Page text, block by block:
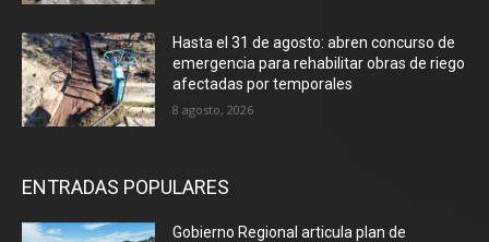
Hasta el 31 de agosto: abren concurso de
emergencia para rehabilitar obras de riego
afectadas por temporales
8 agosto, 2026
ENTRADAS POPULARES
Gobierno Regional articula plan de